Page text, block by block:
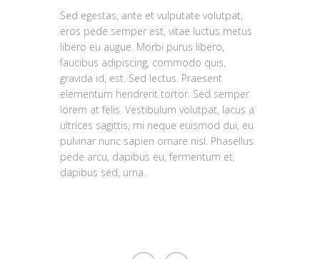
Sed egestas, ante et vulputate volutpat,
eros pede semper est, vitae luctus metus
libero eu augue. Morbi purus libero,
faucibus adipiscing, commodo quis,
gravida id, est. Sed lectus. Praesent
elementum hendrerit tortor. Sed semper
lorem at felis. Vestibulum volutpat, lacus a
ultrices sagittis, mi neque euismod dui, eu
pulvinar nunc sapien ornare nisl. Phasellus
pede arcu, dapibus eu, fermentum et,
dapibus sed, urna.